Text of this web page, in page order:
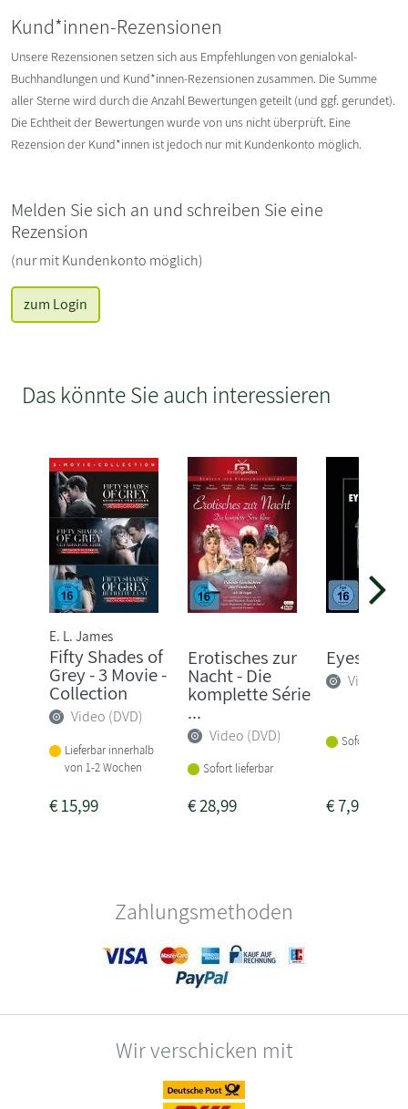
Kund*innen-Rezensionen
Unsere Rezensionen setzen sich aus Empfehlungen von genialokal-
Buchhandlungen und Kund*innen-Rezensionen zusammen. Die Summe
aller Sterne wird durch die Anzahl Bewertungen geteilt (und ggf. gerundet).
Die Echtheit der Bewertungen wurde von uns nicht überprüft. Eine
Rezension der Kund*innen ist jedoch nur mit Kundenkonto möglich.
Melden Sie sich an und schreiben Sie eine
Rezension
(nur mit Kundenkonto möglich)
zum Login
Das könnte Sie auch interessieren
E. L. James
Fifty Shades of
Grey - 3 Movie -
Collection
Video (DVD)
Lieferbar innerhalb
von 1-2 Wochen
€15,99
Erotisches zur
Nacht - Die
komplette Série
...
Video (DVD)
Sofort lieferbar
€28,99
Eyes
Video
Sofort
€7,99
Zahlungsmethoden
Wir verschicken mit